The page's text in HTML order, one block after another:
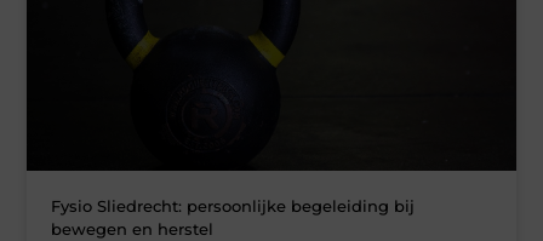
Fysio Sliedrecht: persoonlijke begeleiding bij
bewegen en herstel